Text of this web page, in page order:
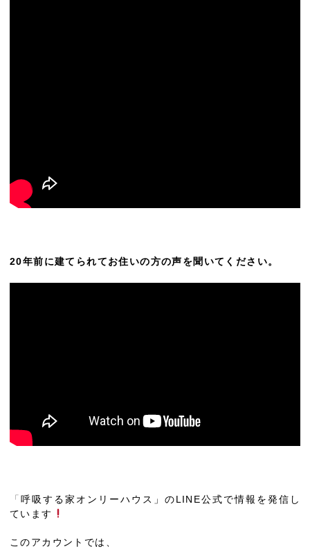
20年前に建てられてお住いの方の声を聞いてください。
「 呼吸する家オンリーハウス」のLINE公式で情報を発信し
ています
このアカウントでは、